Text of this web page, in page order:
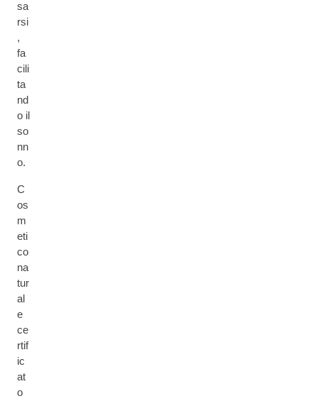
sa
rsi
,
fa
cili
ta
nd
o il
so
nn
o.
C
os
m
eti
co
na
tur
al
e
ce
rtif
ic
at
o